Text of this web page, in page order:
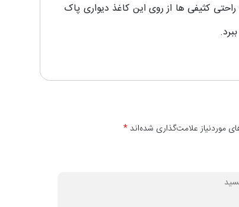
کثیفی ها از روی این کاغذ دیواری پاک
موردنیاز علامت‌گذاری شده‌اند*